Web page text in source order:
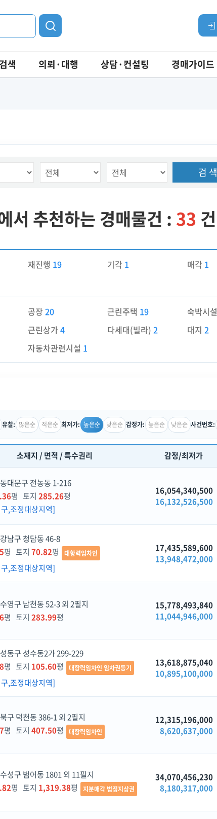
색 의뢰·대행 상담·컨설팅 경매가이드
검 색
서 추천하는 경매물건 : 33 건
재진행 19 기각 1 매각 1
공장20 근린주택 19 숙박시설
근린상가4 다세대(빌라)2 대지 2
자동차관련시설 1
유찰: 많은순 적은순 최저가: 높은순 낮은순 감정가: 높은순 낮은순 사건번호:
소재지 / 면적 / 특수권리 감정/최저가
대문구 전농동 1-216
평 토지 285.26평
,조정대상지역]
16,054,340,500
16,132,526,500
남구 청담동 46-8
평 토지 70.82평 대항력임차인
,조정대상지역]
17,435,589,600
13,948,472,000
영구 남천동 52-3 외 2필지
평 토지 283.99평
15,778,493,840
11,044,946,000
동구 성수동2가 299-229
평 토지 105.60평 대항력임차인 임차권등기
,조정대상지역]
13,618,875,040
10,895,100,000
구 덕천동 386-1 외 2필지
평 토지 407.50평 대항력임차인
12,315,196,000
8,620,637,000
성구 범어동 1801 외 11필지
평 토지 1,319.38평 지분매각 법정지상권
34,070,456,230
8,180,317,000